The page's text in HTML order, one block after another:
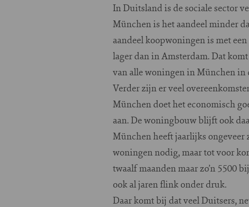
In Duitsland is de sociale sector
München is het aandeel minder
aandeel koopwoningen is met
lager dan in Amsterdam. Dat
van alle woningen in München in
Verder zijn er veel
München doet het economisch
aan. De woningbouw blijft ook
München heeft jaarlijks
woningen nodig, maar tot voor
twaalf maanden maar zo’n 5500
ook al jaren flink onder druk.
Daar komt bij dat veel Duitsers,